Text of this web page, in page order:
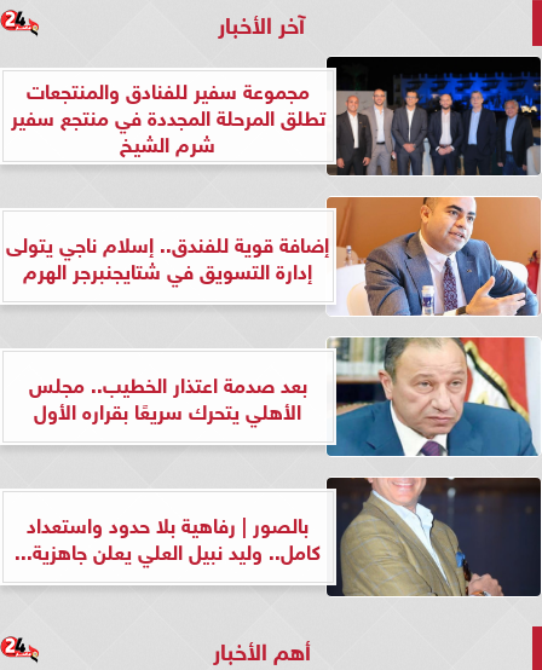
آخر الأخبار
مجموعة سفير للفنادق والمنتجعات
تطلق المرحلة المجددة في منتجع سفير
شرم الشيخ
إضافة قوية للفندق.. إسلام ناجي يتولى
إدارة التسويق في شتايجنبرجر الهرم
بعد صدمة اعتذار الخطيب.. مجلس
الأهلي يتحرك سريعًا بقراره الأول
بالصور | رفاهية بلا حدود واستعداد
كامل.. وليد نبيل العلي يعلن جاهزية...
أهم الأخبار